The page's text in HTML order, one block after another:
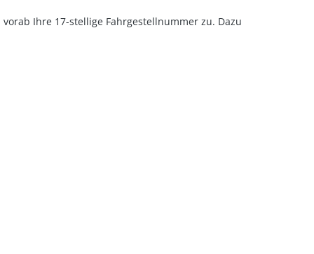
Ihre 17-stellige Fahrgestellnummer zu. Dazu